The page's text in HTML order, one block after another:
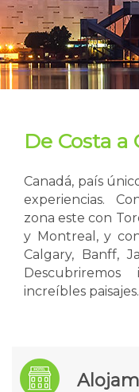
De Costa a
Canadá, país
experiencias.
zona este con
y Montreal, y
Calgary, Banff,
Descubriremos
increíbles paisajes.